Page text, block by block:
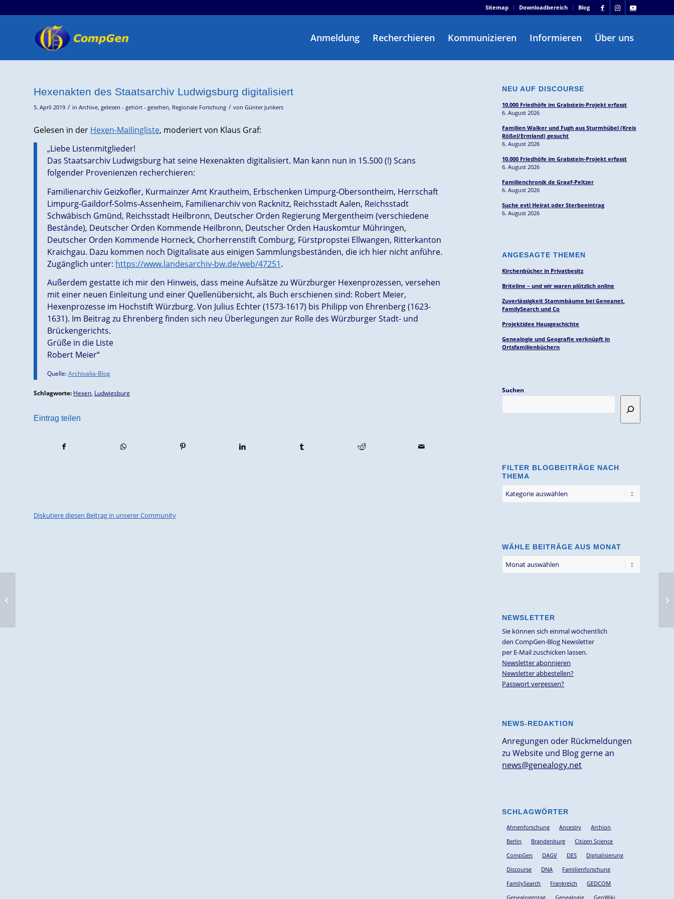
Sitemap Downloadbereich Blog
Anmeldung Recherchieren Kommunizieren Informieren Über uns
Hexenakten des Staatsarchiv Ludwigsburg digitalisiert
5. April 2019 / in Archive, gelesen - gehört - gesehen, Regionale Forschung / von Günter Junkers
Gelesen in der Hexen-Mailingliste, moderiert von Klaus Graf:
„Liebe Listenmitglieder!
Das Staatsarchiv Ludwigsburg hat seine Hexenakten digitalisiert. Man kann nun in 15.500 (!) Scans
folgender Provenienzen recherchieren:
Familienarchiv Geizkofler, Kurmainzer Amt Krautheim, Erbschenken Limpurg-Obersontheim, Herrschaft
Limpurg-Gaildorf-Solms-Assenheim, Familienarchiv von Racknitz, Reichsstadt Aalen, Reichsstadt
Schwäbisch Gmünd, Reichsstadt Heilbronn, Deutscher Orden Regierung Mergentheim (verschiedene
Bestände), Deutscher Orden Kommende Heilbronn, Deutscher Orden Hauskomtur Mühringen,
Deutscher Orden Kommende Horneck, Chorherrenstift Comburg, Fürstpropstei Ellwangen, Ritterkanton
Kraichgau. Dazu kommen noch Digitalisate aus einigen Sammlungsbeständen, die ich hier nicht anführe.
Zugänglich unter: https://www.landesarchiv-bw.de/web/47251.
Außerdem gestatte ich mir den Hinweis, dass meine Aufsätze zu Würzburger Hexenprozessen, versehen
mit einer neuen Einleitung und einer Quellenübersicht, als Buch erschienen sind: Robert Meier,
Hexenprozesse im Hochstift Würzburg. Von Julius Echter (1573-1617) bis Philipp von Ehrenberg (1623-
1631). Im Beitrag zu Ehrenberg finden sich neu Überlegungen zur Rolle des Würzburger Stadt- und
Brückengerichts.
Grüße in die Liste
Robert Meier“
Quelle:Archivalia-Blog
Schlagworte: Hexen Ludwigsburg
Eintrag teilen
Diskutiere diesen Beitrag in unserer Community
NEU AUF DISCOURSE
10.000 Friedhöfe im Grabstein-Projekt erfasst
6. August 2026
Familien Walker und Fugh aus Sturmhübel (Kreis
Rößel/Ermland) gesucht
6. August 2026
10.000 Friedhöfe im Grabstein-Projekt erfasst
6. August 2026
Familienchronik de Graaf-Peltzer
6. August 2026
Suche evtl Heirat oder Sterbeeintrag
6. August 2026
ANGESAGTE THEMEN
Kirchenbücher in Privatbesitz
Briteline – und wir waren plötzlich online
Zuverlässigkeit Stammbäume bei Geneanet,
FamilySearch und Co
Projektidee Hausgeschichte
Genealogie und Geografie verknüpft in
Ortsfamilienbüchern
Suchen
FILTER BLOGBEITRÄGE NACH
THEMA
Blogbeiträge
WÄHLE BEITRÄGE AUS MONAT
NEWSLETTER
Sie können sich einmal wöchentlich
den CompGen-Blog Newsletter
per E-Mail zuschicken lassen.
Newsletter abonnieren
Newsletter abbestellen?
Passwort vergessen?
NEWS-REDAKTION
Anregungen oder Rückmeldungen
zu Website und Blog gerne an
news@genealogy.net
SCHLAGWÖRTER
Ahnenforschung Ancestry
Archion
Berlin
Brandenburg
Citizen Science
CompGen
DAGV DES
Digitalisierung
Discourse
DNA
Familienforschung
FamilySearch
Frankreich
GEDCOM
Genealogentag
Genealogie
GenWiki